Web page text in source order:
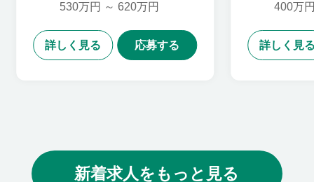
530万円 ～ 620万円
詳しく見る 応募する
400万
詳しく見
新着求人をもっと見る